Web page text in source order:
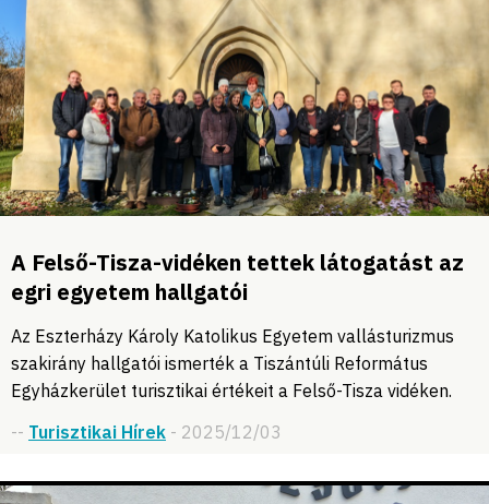
A Felső-Tisza-vidéken tettek látogatást az
egri egyetem hallgatói
Az Eszterházy Károly Katolikus Egyetem vallásturizmus
szakirány hallgatói ismerték a Tiszántúli Református
Egyházkerület turisztikai értékeit a Felső-Tisza vidéken.
-- Turisztikai Hírek - 2025/12/03